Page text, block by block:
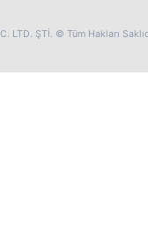
LTD. ŞTİ. © Tüm Hakları